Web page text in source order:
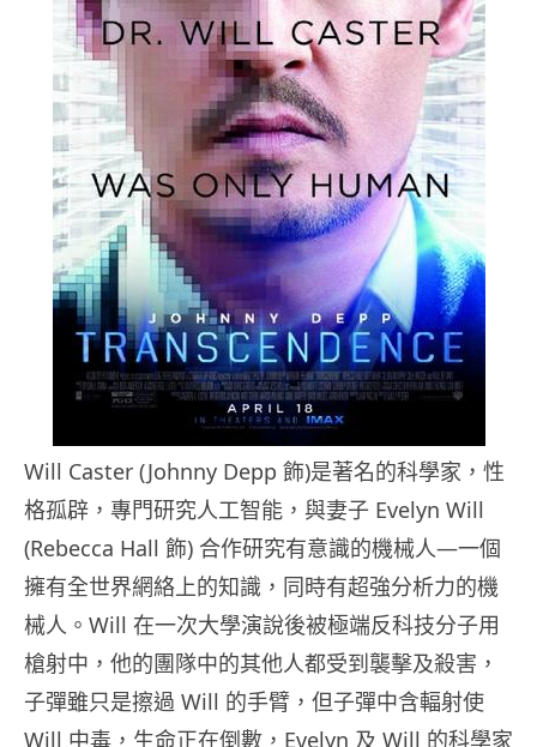
Will Caster (Johnny Depp 飾)是著名的科學家，性
格孤辟，專門研究人工智能，與妻子 Evelyn Will
(Rebecca Hall 飾) 合作研究有意識的機械人—一個
擁有全世界網絡上的知識，同時有超強分析力的機
械人。Will 在一次大學演說後被極端反科技分子用
槍射中，他的團隊中的其他人都受到襲擊及殺害，
子彈雖只是擦過 Will 的手臂，但子彈中含輻射使
Will 中毒，生命正在倒數，Evelyn 及 Will 的科學家